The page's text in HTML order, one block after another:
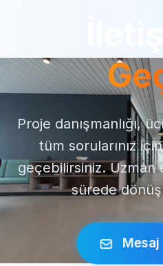
Proje danışmanlığı,
tüm sorularınız
geçebilirsiniz. Uzman
sürede
Mesaj